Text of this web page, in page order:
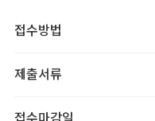
접수방법
제출서류